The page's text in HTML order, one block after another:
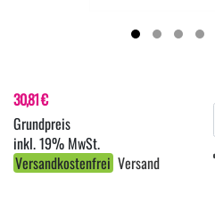
30,81 €
inkl. 19% MwSt.
Versandkostenfrei Versand